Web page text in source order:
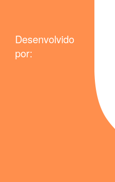
Desenvolvido
por: